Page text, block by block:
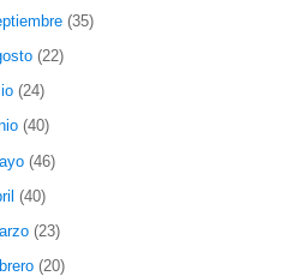
(35)
(22)
(24)
(40)
(46)
(40)
(23)
(20)